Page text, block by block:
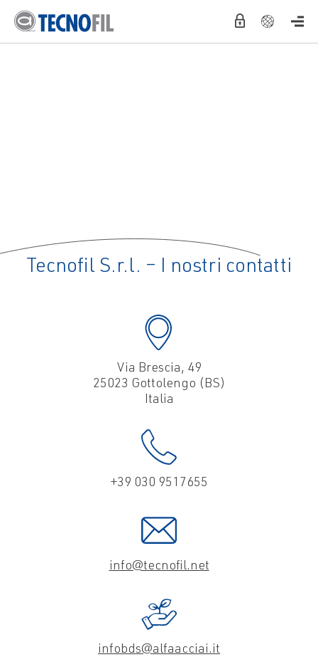
Tecnofil S.r.l. – I nostri contatti
Via Brescia, 49
25023 Gottolengo (BS)
Italia
+39 030 9517655
info@tecnofil.net
infobds@alfaacciai.it